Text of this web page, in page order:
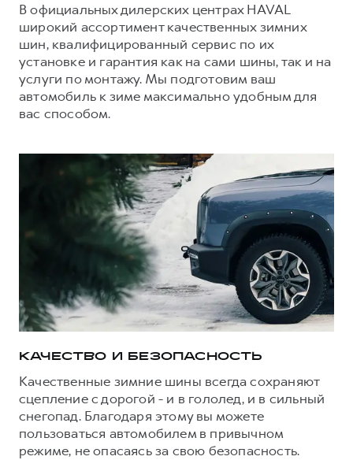
POER
от 3 449 000 ₽
Крупным корпоративным клиентам
Система управления автопарком GWM Fleet
Сервис для корпоративных клиентов
HAVAL Лизинг
Автомобильные аксессуары
Коллекция CITY
Коллекция Базовая
Коллекция Детская
Руководства по эксплуатации
Подписки
АКСЕССУАРЫ HAVAL
Автомобильные аксессуары
Коллекция Базовая
Коллекция Детская
В официальных дилерских центрах HAVAL
широкий ассортимент качественных зимних
шин, квалифицированный сервис по их
установке и гарантия как на сами шины, так и на
услуги по монтажу. Мы подготовим ваш
автомобиль к зиме максимально удобным для
вас способом.
КАЧЕСТВО И БЕЗОПАСНОСТЬ
Качественные зимние шины всегда сохраняют
сцепление с дорогой - и в гололед, и в сильный
снегопад. Благодаря этому вы можете
пользоваться автомобилем в привычном
режиме, не опасаясь за свою безопасность.